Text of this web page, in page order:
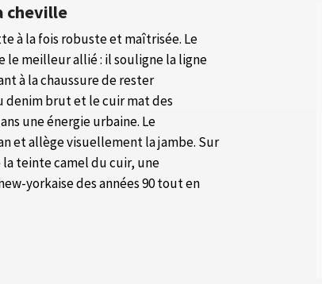
cheville
à la fois robuste et maîtrisée. Le
le meilleur allié : il souligne la ligne
à la chaussure de rester
denim brut et le cuir mat des
une énergie urbaine. Le
et allège visuellement la jambe. Sur
teinte camel du cuir, une
yorkaise des années 90 tout en